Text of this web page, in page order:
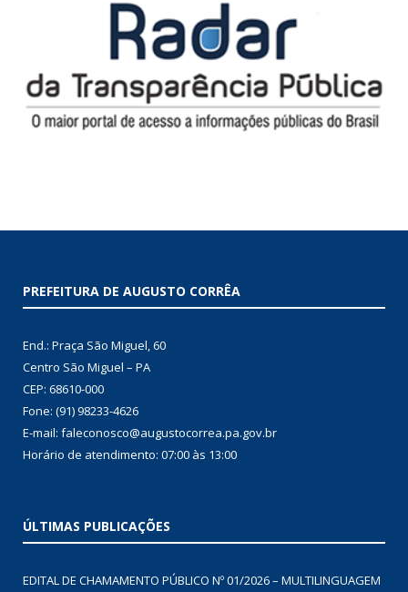
PREFEITURA DE AUGUSTO CORRÊA
End.: Praça São Miguel, 60
Centro São Miguel – PA
CEP: 68610-000
Fone: (91) 98233-4626
E-mail: faleconosco@augustocorrea.pa.gov.br
Horário de atendimento: 07:00 às 13:00
ÚLTIMAS PUBLICAÇÕES
EDITAL DE CHAMAMENTO PÚBLICO Nº 01/2026 – MULTILINGUAGEM